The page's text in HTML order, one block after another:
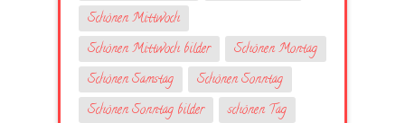
Schönen Mittwoch
Schönen Mittwoch bilder
Schönen Montag
Schönen Samstag
Schönen Sonntag
Schönen Sonntag bilder
schönen Tag